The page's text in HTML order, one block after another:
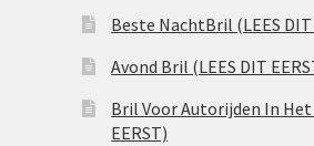
Beste NachtBril (LEES DIT
Avond Bril (LEES DIT
Bril Voor Autorijden In Het
EERST)